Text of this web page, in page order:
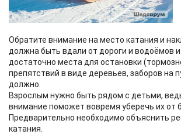
Обратите внимание на место катания и
должна быть вдали от дороги и водоёмов
достаточно места для остановки
препятствий в виде деревьев, заборов на
должно.
Взрослым нужно быть рядом с детьми,
внимание поможет вовремя уберечь их от
Предварительно необходимо объяснить
катания.